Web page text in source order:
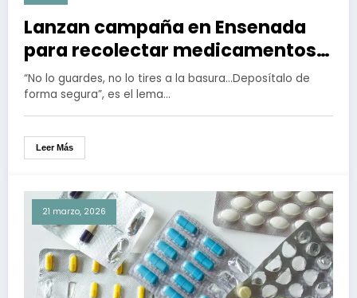
Lanzan campaña en Ensenada
para recolectar medicamentos
caducados y evitar
intoxicaciones
“No lo guardes, no lo tires a la basura…Deposítalo de
forma segura”, es el lema…
Leer Más
21 marzo, 2026